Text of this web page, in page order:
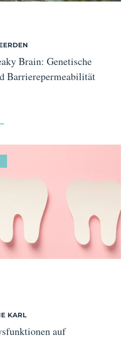
Brain: Genetische
Barrierepermeabilität
KARL
auf